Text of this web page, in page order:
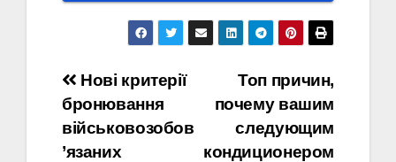
Навігація
записів
Топ причин,
почему вашим
следующим
кондиционером
Нові критерії
бронювання
військовозобов
’язаних